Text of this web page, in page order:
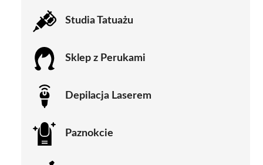
Studia Tatuażu
Sklep z Perukami
Depilacja Laserem
Paznokcie